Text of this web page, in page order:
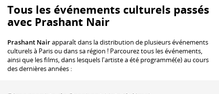
Tous les événements culturels passés
avec Prashant Nair
Prashant Nairapparaît dans la distribution de plusieurs événements
culturels à Paris ou dans sa région ! Parcourez tous les événements,
ainsi que les films, dans lesquels l'artiste a été programmé(e) au cours
des dernières années :